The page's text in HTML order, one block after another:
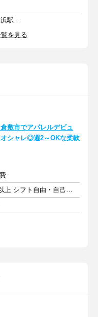
(1)宮田町駅 (2)新居浜駅 (3)今治駅
を見る
倉敷市でアパレルデビュ
シャレ◎週2～OKな柔軟
週2日以上 1日5時間以上 シフト自由・自己申告